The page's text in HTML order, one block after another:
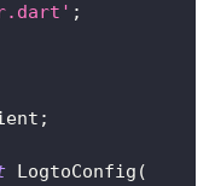
;
;
LogtoConfig (